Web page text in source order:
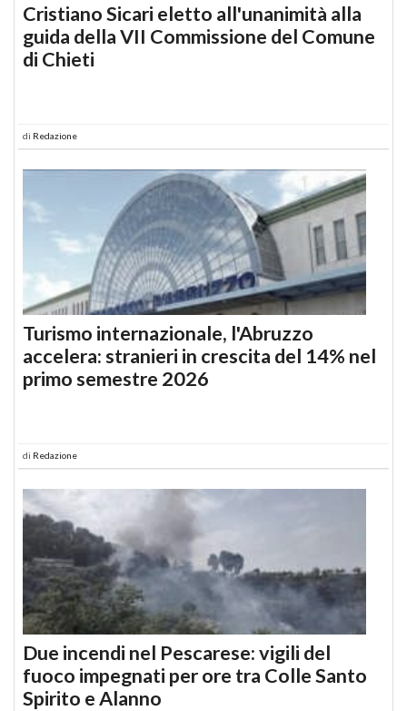
Cristiano Sicari eletto all'unanimità alla
guida della VII Commissione del Comune
di Chieti
di Redazione
Turismo internazionale, l'Abruzzo
accelera: stranieri in crescita del 14% nel
primo semestre 2026
di Redazione
Due incendi nel Pescarese: vigili del
fuoco impegnati per ore tra Colle Santo
Spirito e Alanno